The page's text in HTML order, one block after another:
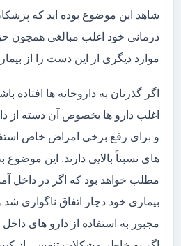
شاهد این موضوع بوده اید که
درمانی خود اغلب مبالغی همچون
موارد دیگری از این دست را از
اگر گذرتان به داروخانه ها افتاده
اغلب دارو ها بخصوص آن دسته از
و برای رفع برخی امراض خاص
های نسبتاً بالایی دارند. این موضوع
مطلب خواهد بود که اگر در داخل
بیماری خود دچار اتفاق ناگواری
مجبور به استفاده از دارو های